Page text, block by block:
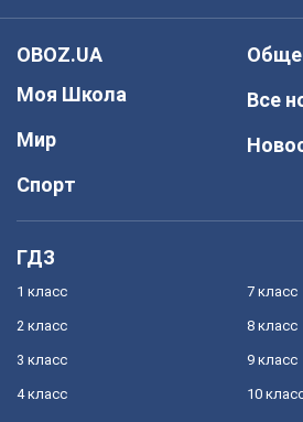
OBOZ.UA
Моя Школа
Мир
Спорт
Все
ГДЗ
1 класс
2 класс
3 класс
4 класс
7 класс
8 класс
9 класс
10